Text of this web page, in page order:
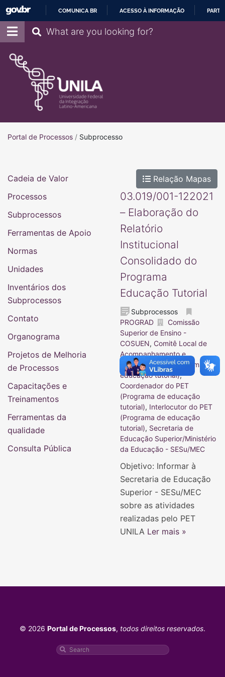
COMUNICA BR ACESSO À INFORMAÇÃO
Pesquisar
Portal de ProcessosPortal de Processos
/ Subprocesso
Relação Mapas
03.019/001-122021
– Elaboração do
Relatório
Institucional
Consolidado do
Programa
Educação Tutorial
Subprocessos
PROGRAD
Comissão
Superior de Ensino -
COSUEN, Comitê Local de
Acompanhamento e
Avaliação (PET-Programa de
educação tutorial),
Coordenador do PET
(Programa de educação
tutorial), Interlocutor do PET
(Programa de educação
tutorial), Secretaria de
Educação Superior/Ministério
da Educação - SESu/MEC
Objetivo: Informar à
Secretaria de Educação
Superior - SESu/MEC
sobre as atividades
realizadas pelo PET
UNILA Ler mais »
Cadeia de Valor
Processos
Subprocessos
Ferramentas de Apoio
Normas
Unidades
Inventários dos
Subprocessos
Contato
Organograma
Projetos de Melhoria
de Processos
Capacitações e
Treinamentos
Ferramentas da
qualidade
Consulta Pública
© 2026 Portal de Processos, todos direitos reservados.
Pesquisar